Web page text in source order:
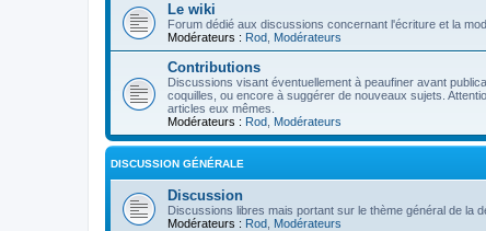
Le wiki
Forum dédié aux discussions concernant l'écriture et la
Modérateurs : Rod Modérateurs
Contributions
Discussions visant éventuellement à peaufiner avant
coquilles, ou encore à suggérer de nouveaux sujets.
articles eux mêmes.
Modérateurs : Rod Modérateurs
DISCUSSION GÉNÉRALE
Discussion
Discussions libres mais portant sur le thème général de la
Modérateurs : Rod Modérateurs